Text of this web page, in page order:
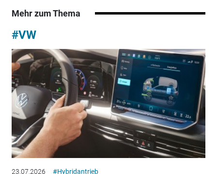
Mehr zum Thema
#VW
23.07.2026 #Hybridantrieb